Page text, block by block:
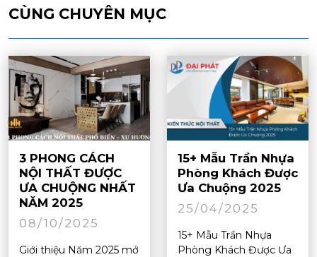
CÙNG CHUYÊN MỤC
3 PHONG CÁCH
NỘI THẤT ĐƯỢC
ƯA CHUỘNG NHẤT
NĂM 2025
08/10/2025
Giới thiệu Năm 2025 mở
15+ Mẫu Trần Nhựa
Phòng Khách Được
Ưa Chuộng 2025
25/04/2025
15+ Mẫu Trần Nhựa
Phòng Khách Được Ưa